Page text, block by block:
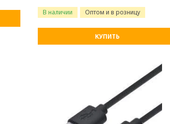
В наличии Оптом и в розницу
КУПИТЬ